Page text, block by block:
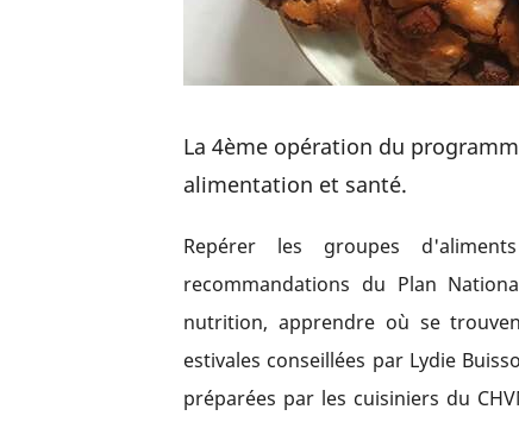
La 4ème opération du
alimentation et santé.
Repérer les groupes
recommandations du Plan
nutrition, apprendre où se
estivales conseillées par Lydie
préparées par les cuisiniers du